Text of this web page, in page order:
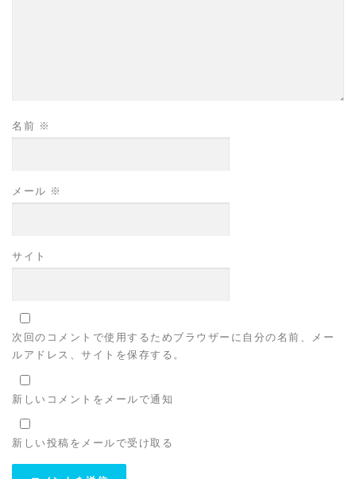
名前 ※
メール ※
サイト
次回のコメントで使用するためブラウザーに自分の名前、メー
ルアドレス、サイトを保存する。
新しいコメントをメールで通知
新しい投稿をメールで受け取る